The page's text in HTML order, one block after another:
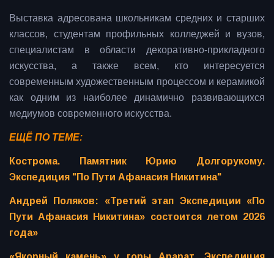
Выставка адресована школьникам средних и старших
классов, студентам профильных колледжей и вузов,
специалистам в области декоративно-прикладного
искусства, а также всем, кто интересуется
современным художественным процессом и керамикой
как одним из наиболее динамично развивающихся
медиумов современного искусства.
ЕЩЁ ПО ТЕМЕ:
Кострома. Памятник Юрию Долгорукому.
Экспедиция "По Пути Афанасия Никитина"
Андрей Поляков: «Третий этап Экспедиции «По
Пути Афанасия Никитина» состоится летом 2026
года»